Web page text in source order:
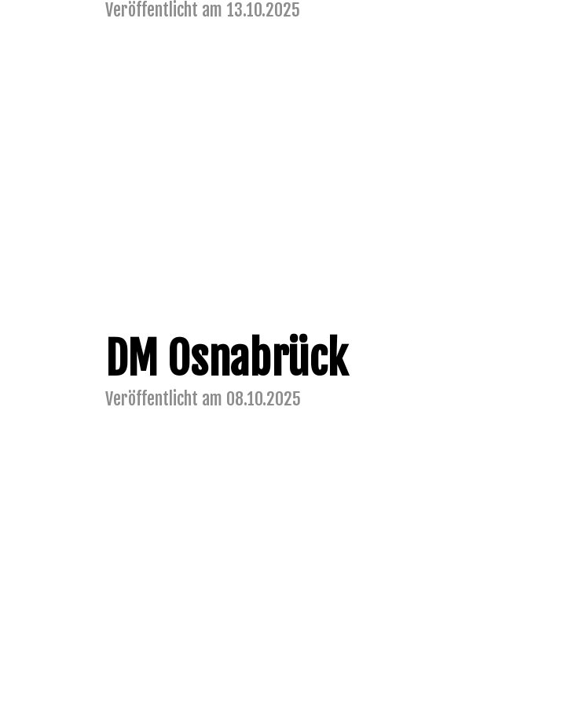
Veröffentlicht am 13.10.2025
DM Osnabrück
Veröffentlicht am 08.10.2025